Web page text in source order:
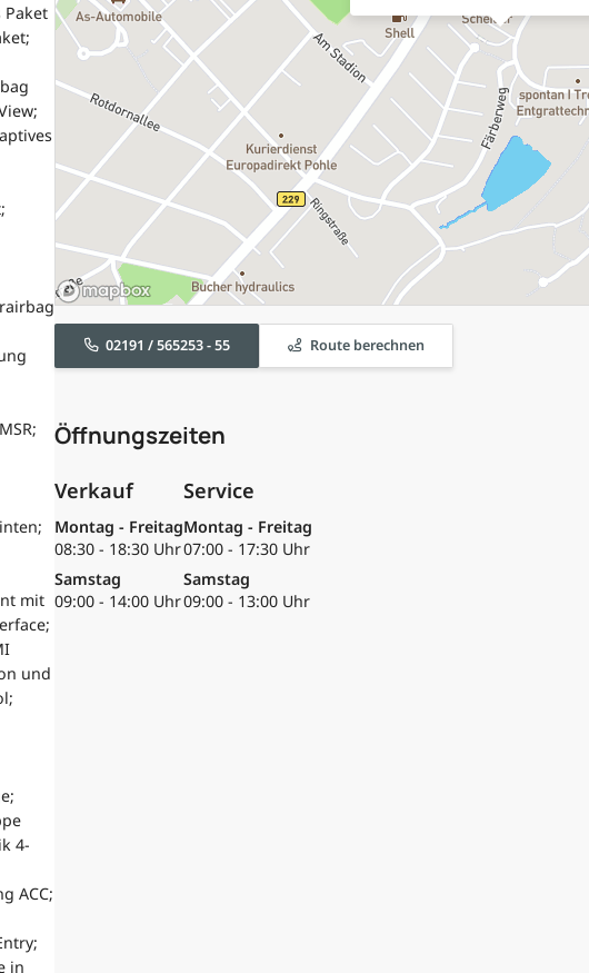
Paket
mit
und
4-
ACC;
in
02191 / 565253 - 55 Route berechnen
Öffnungszeiten
Verkauf
Montag - Freitag
08:30 - 18:30 Uhr
Samstag
09:00 - 14:00 Uhr
Service
Montag - Freitag
07:00 - 17:30 Uhr
Samstag
09:00 - 13:00 Uhr